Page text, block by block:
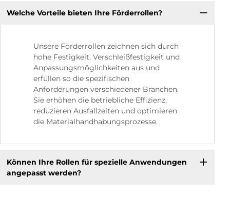
Welche Vorteile bieten Ihre Förderrollen?
Unsere Förderrollen zeichnen sich durch
hohe Festigkeit, Verschleißfestigkeit und
Anpassungsmöglichkeiten aus und
erfüllen so die spezifischen
Anforderungen verschiedener Branchen.
Sie erhöhen die betriebliche Effizienz,
reduzieren Ausfallzeiten und optimieren
die Materialhandhabungsprozesse.
Können Ihre Rollen für spezielle Anwendungen
angepasst werden?